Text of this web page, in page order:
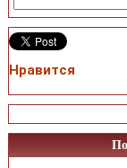
Нравится